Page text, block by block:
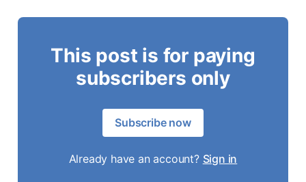
This post is for paying
subscribers only
Subscribe now
Already have an account? Sign in